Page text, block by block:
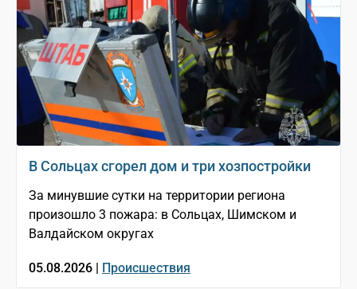
В Сольцах сгорел дом и три хозпостройки
За минувшие сутки на территории региона
произошло 3 пожара: в Сольцах, Шимском и
Валдайском округах
05.08.2026 | Происшествия